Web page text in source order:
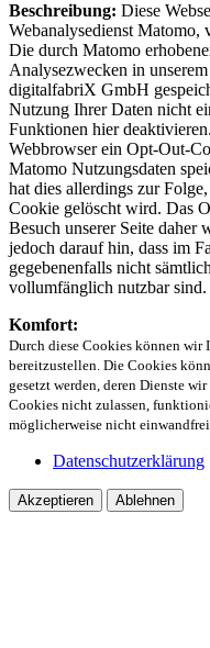
Beschreibung: Diese
Webanalysedienst Matomo,
Die durch Matomo
Analysezwecken in
digitalfabriX GmbH
Nutzung Ihrer Daten nicht
Funktionen hier
Webbrowser ein Opt-Out-
Matomo Nutzungsdaten
hat dies allerdings zur
Cookie gelöscht wird. Das
Besuch unserer Seite
jedoch darauf hin, dass im
gegebenenfalls nicht
vollumfänglich nutzbar sind.
Komfort:
Durch diese Cookies können
bereitzustellen. Die Cookies
gesetzt werden, deren Dienste
Cookies nicht zulassen,
möglicherweise nicht
Datenschutzerklärung
Akzeptieren Ablehnen